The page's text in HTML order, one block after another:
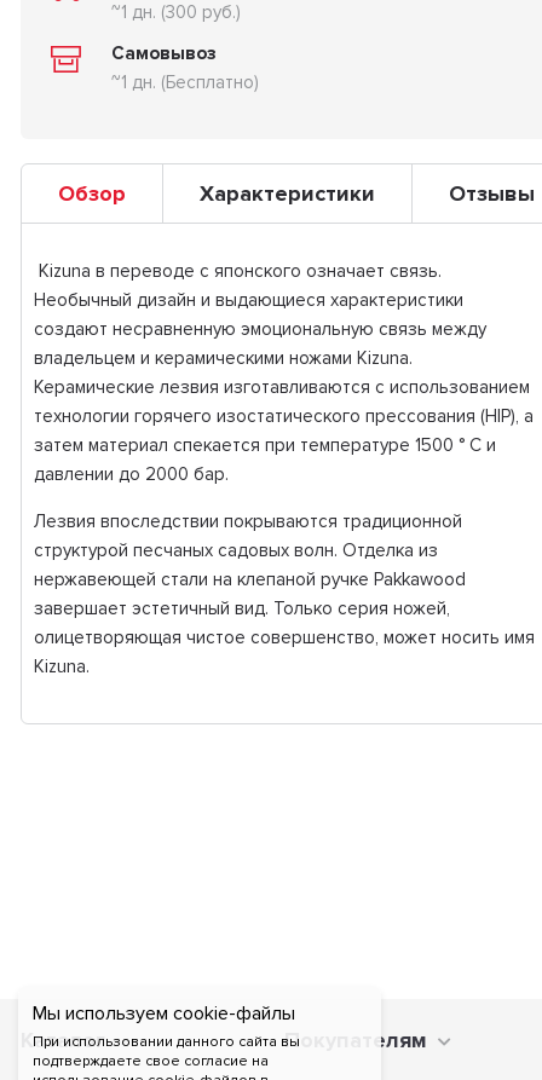
Мы используем cookie-файлы
При использовании данного сайта вы
подтверждаете свое согласие на
~1 дн. (300 руб.)
Самовывоз
~1 дн. (Бесплатно)
Обзор Характеристики Отзывы
Kizuna в переводе с японского означает связь.
Необычный дизайн и выдающиеся характеристики
создают несравненную эмоциональную связь между
владельцем и керамическими ножами Kizuna.
Керамические лезвия изготавливаются с использованием
технологии горячего изостатического прессования (HIP), а
затем материал спекается при температуре 1500 ° C и
давлении до 2000 бар.
Лезвия впоследствии покрываются традиционной
структурой песчаных садовых волн. Отделка из
нержавеющей стали на клепаной ручке Pakkawood
завершает эстетичный вид. Только серия ножей,
олицетворяющая чистое совершенство, может носить имя
Kizuna.
Каталог Покупателям